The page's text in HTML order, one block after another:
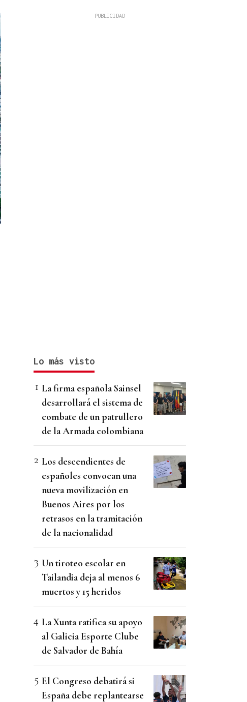
Lo más visto
La firma española Sainsel
desarrollará el sistema de
combate de un patrullero
de la Armada colombiana
Los descendientes de
españoles convocan una
nueva movilización en
Buenos Aires por los
retrasos en la tramitación
de la nacionalidad
Un tiroteo escolar en
Tailandia deja al menos 6
muertos y 15 heridos
La Xunta ratifica su apoyo
al Galicia Esporte Clube
de Salvador de Bahía
El Congreso debatirá si
España debe replantearse